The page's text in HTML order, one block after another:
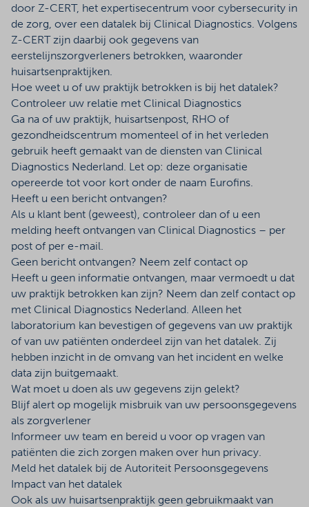
door Z-CERT, het expertisecentrum voor cybersecurity in
de zorg, over een datalek bij Clinical Diagnostics. Volgens
Z-CERT zijn daarbij ook gegevens van
eerstelijnszorgverleners betrokken, waaronder
huisartsenpraktijken.
Hoe weet u of uw praktijk betrokken is bij het datalek?
Controleer uw relatie met Clinical Diagnostics
Ga na of uw praktijk, huisartsenpost, RHO of
gezondheidscentrum momenteel of in het verleden
gebruik heeft gemaakt van de diensten van Clinical
Diagnostics Nederland. Let op: deze organisatie
opereerde tot voor kort onder de naam Eurofins.
Heeft u een bericht ontvangen?
Als u klant bent (geweest), controleer dan of u een
melding heeft ontvangen van Clinical Diagnostics – per
post of per e-mail.
Geen bericht ontvangen? Neem zelf contact op
Heeft u geen informatie ontvangen, maar vermoedt u dat
uw praktijk betrokken kan zijn? Neem dan zelf contact op
met Clinical Diagnostics Nederland. Alleen het
laboratorium kan bevestigen of gegevens van uw praktijk
of van uw patiënten onderdeel zijn van het datalek. Zij
hebben inzicht in de omvang van het incident en welke
data zijn buitgemaakt.
Wat moet u doen als uw gegevens zijn gelekt?
Blijf alert op mogelijk misbruik van uw persoonsgegevens
als zorgverlener
Informeer uw team en bereid u voor op vragen van
patiënten die zich zorgen maken over hun privacy.
Meld het datalek bij de Autoriteit Persoonsgegevens
Impact van het datalek
Ook als uw huisartsenpraktijk geen gebruikmaakt van